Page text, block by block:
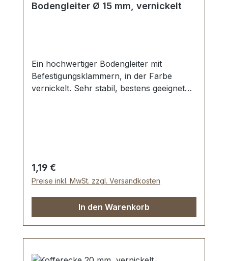
Bodengleiter Ø 15 mm, vernickelt
Ein hochwertiger Bodengleiter mit
Befestigungsklammern, in der Farbe
vernickelt. Sehr stabil, bestens geeignet
Regulärer Preis:
1,19 €
Preise inkl. MwSt. zzgl. Versandkosten
In den Warenkorb